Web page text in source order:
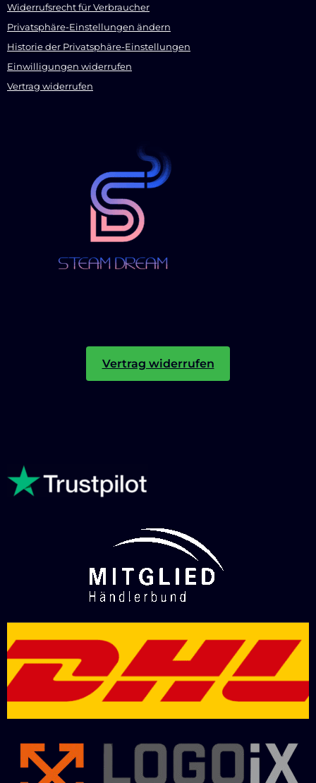
Widerrufsrecht für Verbraucher
Privatsphäre-Einstellungen ändern
Historie der Privatsphäre-Einstellungen
Einwilligungen widerrufen
Vertrag widerrufen
Vertrag widerrufen